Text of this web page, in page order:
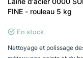
FINE - rouleau 5 kg
En stock
Nettoyage et polissage